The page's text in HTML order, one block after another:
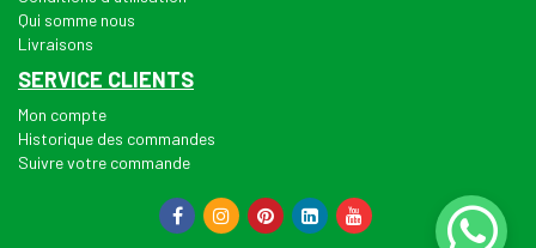
Qui somme nous
Livraisons
SERVICE CLIENTS
Mon compte
Historique des commandes
Suivre votre commande